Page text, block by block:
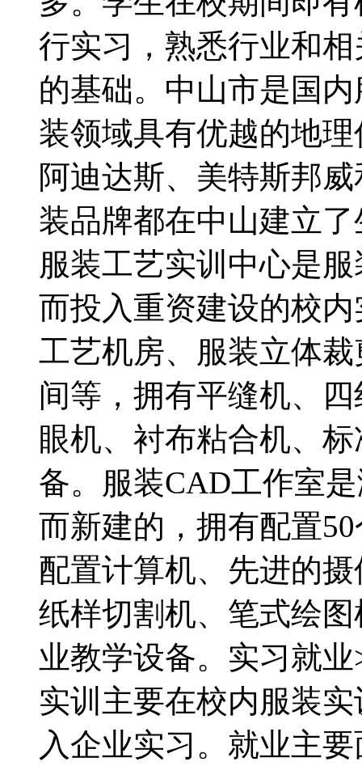
行实习，熟悉行业和
的基础。中山市是国
装领域具有优越的地
阿迪达斯、美特斯邦
装品牌都在中山建立
服装工艺实训中心是
而投入重资建设的校
工艺机房、服装立体
间等，拥有平缝机、
眼机、衬布粘合机、
备。服装CAD工作室
而新建的，拥有配置
配置计算机、先进的
纸样切割机、笔式绘
业教学设备。实习就
实训主要在校内服装
入企业实习。就业主